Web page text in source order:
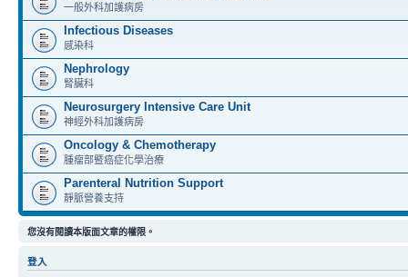
一般外科加護病房
Infectious Diseases
感染科
Nephrology
腎臟科
Neurosurgery Intensive Care Unit
神經外科加護病房
Oncology & Chemotherapy
腫瘤部暨癌症化學治療
Parenteral Nutrition Support
靜脈營養支持
您沒有閱讀本版面文章的權限。
登入